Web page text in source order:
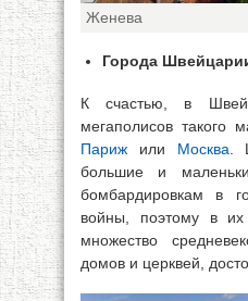
Женева
Города
К счастью, в
мегаполисов такого
Париж или Москва .
большие и
бомбардировкам в
войны, поэтому в их
множество
домов и церквей,